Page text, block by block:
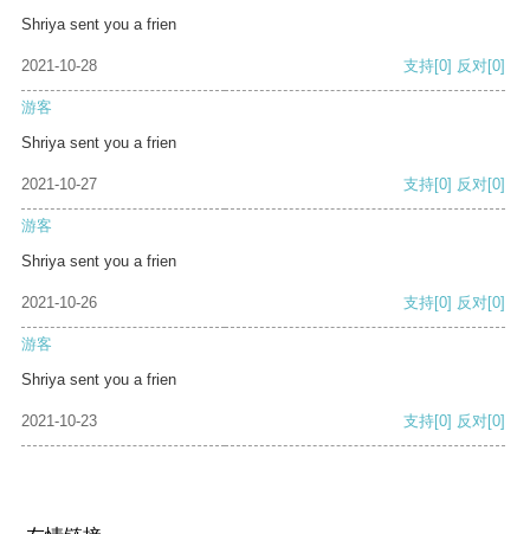
Shriya sent you a frien
2021-10-28 支持[0] 反对[0]
游客
Shriya sent you a frien
2021-10-27 支持[0] 反对[0]
游客
Shriya sent you a frien
2021-10-26 支持[0] 反对[0]
游客
Shriya sent you a frien
2021-10-23 支持[0] 反对[0]